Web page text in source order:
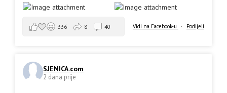
Vidi na Facebook-u · Podijeli
336 8 40
SJENICA.com
2 dana prije